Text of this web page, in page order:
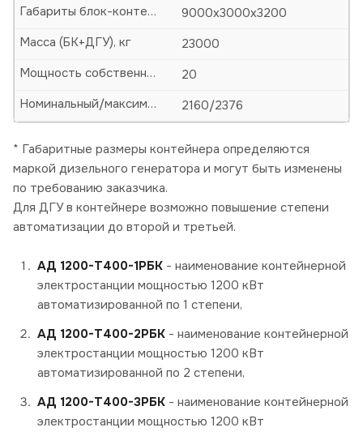
9000х3000х3200
Габариты блок-контейнера (БК)-ДхШхВ, мм
23000
Масса (БК+ДГУ), кг
20
Мощность собственных нужд, кВт
2160/2376
Номинальный/максимальный ток, А
* Габаритные размеры контейнера определяются
маркой дизельного генератора и могут быть изменены
по требованию заказчика.
Для ДГУ в контейнере возможно повышение степени
автоматизации до второй и третьей.
АД 1200-Т400-1РБК - наименование контейнерной
электростанции мощностью 1200 кВт
автоматизированной по 1 степени,
АД 1200-Т400-2РБК - наименование контейнерной
электростанции мощностью 1200 кВт
автоматизированной по 2 степени,
АД 1200-Т400-3РБК - наименование контейнерной
электростанции мощностью 1200 кВт